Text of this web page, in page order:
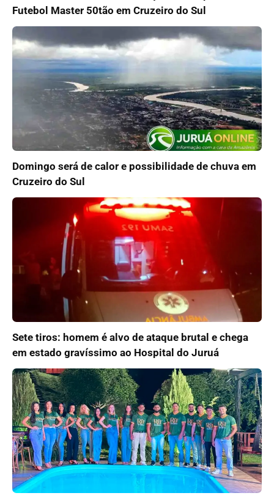
Futebol Master 50tão em Cruzeiro do Sul
Domingo será de calor e possibilidade de chuva em
Cruzeiro do Sul
Sete tiros: homem é alvo de ataque brutal e chega
em estado gravíssimo ao Hospital do Juruá